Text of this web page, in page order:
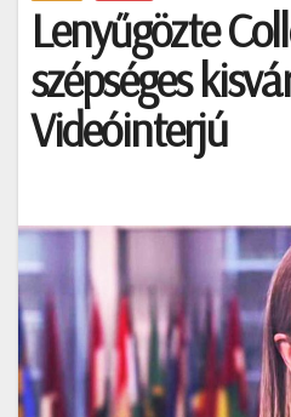
Lenyűgözte
szépséges
Videóinterjú